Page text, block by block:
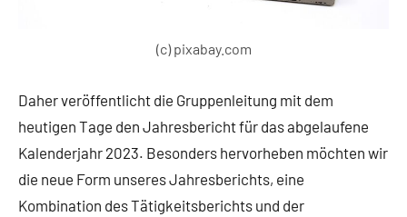
(c) pixabay.com
Daher veröffentlicht die Gruppenleitung mit dem
heutigen Tage den Jahresbericht für das abgelaufene
Kalenderjahr 2023. Besonders hervorheben möchten wir
die neue Form unseres Jahresberichts, eine
Kombination des Tätigkeitsberichts und der